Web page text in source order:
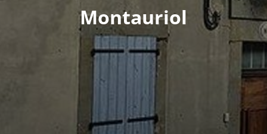
Montauriol